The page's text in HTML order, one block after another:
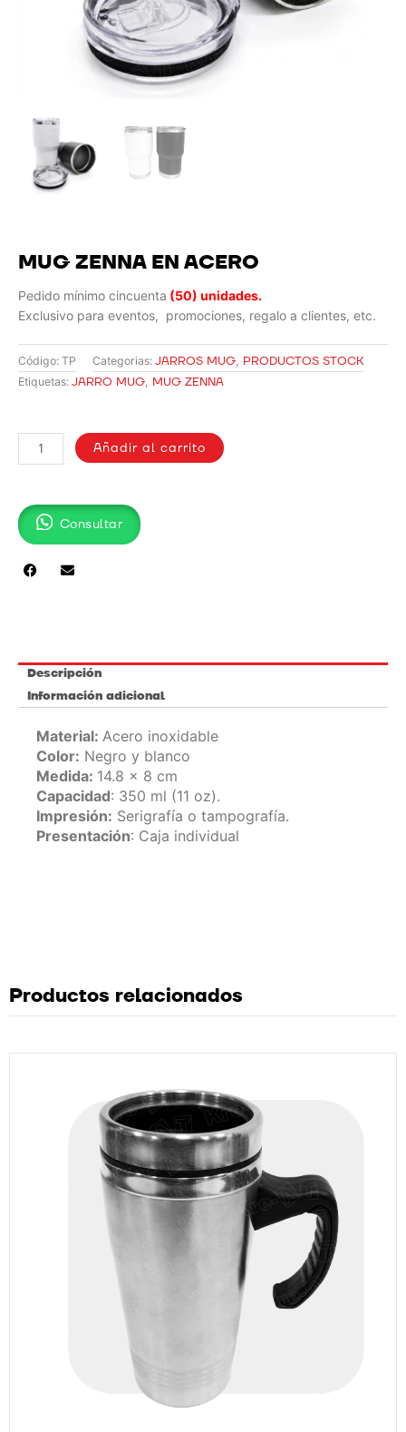
MUG ZENNA EN ACERO
Pedido mínimo cincuenta (50) unidades.
Exclusivo para eventos, promociones, regalo a clientes, etc.
Código: TP Categorias: JARROS MUG, PRODUCTOS STOCK
Etiquetas: JARRO MUG, MUG ZENNA
ZENNA
EN
cantidad
Añadir al carrito
Consultar
Descripción
Información adicional
Material: Acero inoxidable
Color: Negro y blanco
Medida: 14.8 x 8 cm
Capacidad: 350 ml (11 oz).
Impresión: Serigrafía o tampografía.
Presentación: Caja individual
Productos relacionados